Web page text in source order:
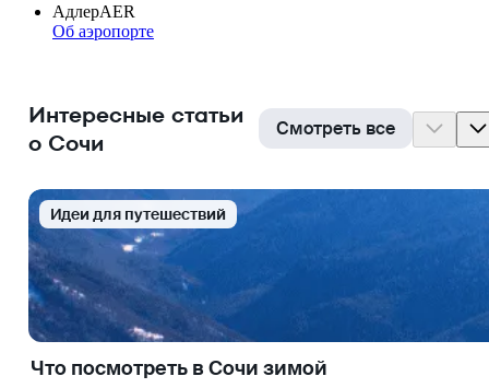
АдлерAER
Об аэропорте
Интересные статьи
о Сочи
Смотреть все
Идеи для путешествий
Что посмотреть в Сочи зимой